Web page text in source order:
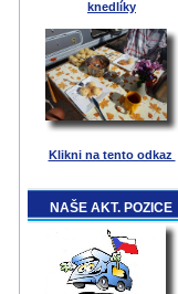
knedlíky
Klikni na tento odkaz
NAŠE AKT. POZICE